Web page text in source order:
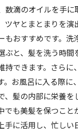
数滴のオイルを手に
ツヤとまとまりを演
もおすすめです。洗
ぶと、髪を洗う時間
持できます。さらに
。お風呂に入る際に
、髪の内部に栄養を
でも美髪を保つこと
手に活用し、忙しい